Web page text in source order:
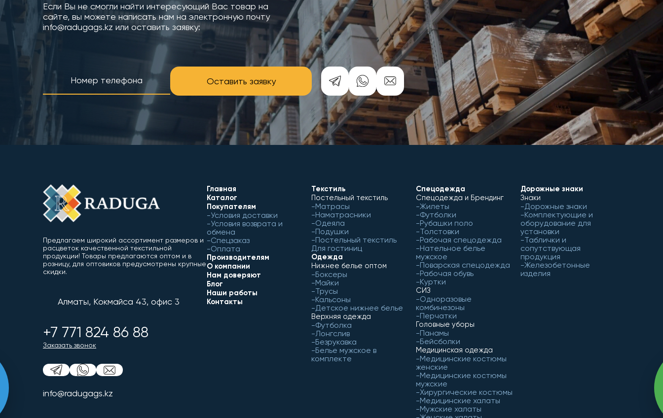
Если Вы не смогли найти интересующий Вас товар на
сайте, вы можете написать нам на электронную почту
info@radugags.kz или оставить заявку:
Оставить заявку
Предлагаем широкий ассортимент размеров и
расцветок качественной текстильной
продукции! Товары предлагаются оптом и в
розницу, для оптовиков предусмотрены крупные
скидки.
Алматы, Кокмайса 43, офис 3
+7 771 824 86 88
Заказать звонок
info@radugags.kz
Главная
Каталог
Покупателям
Условия доставки
Условия возврата и
обмена
Спецзаказ
Оплата
Производителям
О компании
Нам доверяют
Блог
Наши работы
Контакты
Текстиль
Постельный текстиль
Матрасы
Наматрасники
Одеяла
Подушки
Постельный текстиль
Для гостиниц
Одежда
Нижнее белье оптом
Боксеры
Майки
Трусы
Кальсоны
Детское нижнее белье
Верхняя одежда
Футболка
Лонгслив
Безрукавка
Белье мужское в
комплекте
Спецодежда
Спецодежда и Брендинг
Жилеты
Футболки
Рубашки поло
Толстовки
Рабочая спецодежда
Нательное белье
мужское
Поварская спецодежда
Рабочая обувь
Куртки
СИЗ
Одноразовые
комбинезоны
Перчатки
Головные уборы
Панамы
Бейсболки
Медицинская одежда
Медицинские костюмы
женские
Медицинские костюмы
мужские
Хирургические костюмы
Медицинские халаты
Мужские халаты
Дорожные знаки
Знаки
Дорожные знаки
Комплектующие и
оборудование для
установки
Таблички и
сопутствующая
продукция
Железобетонные
изделия